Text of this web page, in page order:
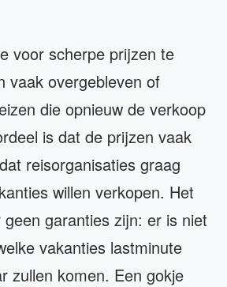
voor scherpe prijzen te
vaak overgebleven of
die opnieuw de verkoop
is dat de prijzen vaak
reisorganisaties graag
willen verkopen. Het
garanties zijn: er is niet
vakanties lastminute
zullen komen. Een gokje